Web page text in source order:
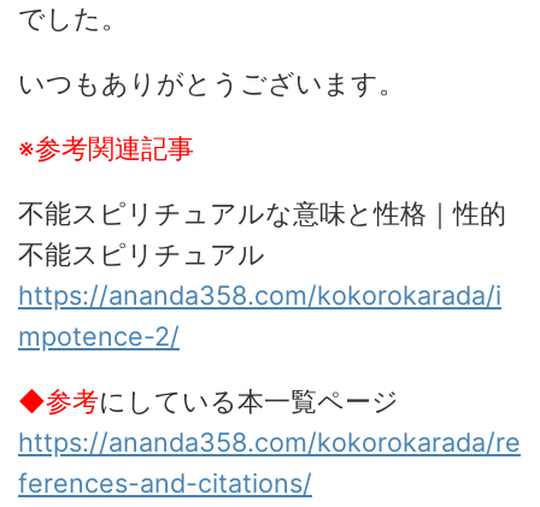
でした。
いつもありがとうございます。
※参考関連記事
不能スピリチュアルな意味と性格｜性的
不能スピリチュアル
https://ananda358.com/kokorokarada/i
mpotence-2/
◆参考にしている本一覧ページ
https://ananda358.com/kokorokarada/re
ferences-and-citations/